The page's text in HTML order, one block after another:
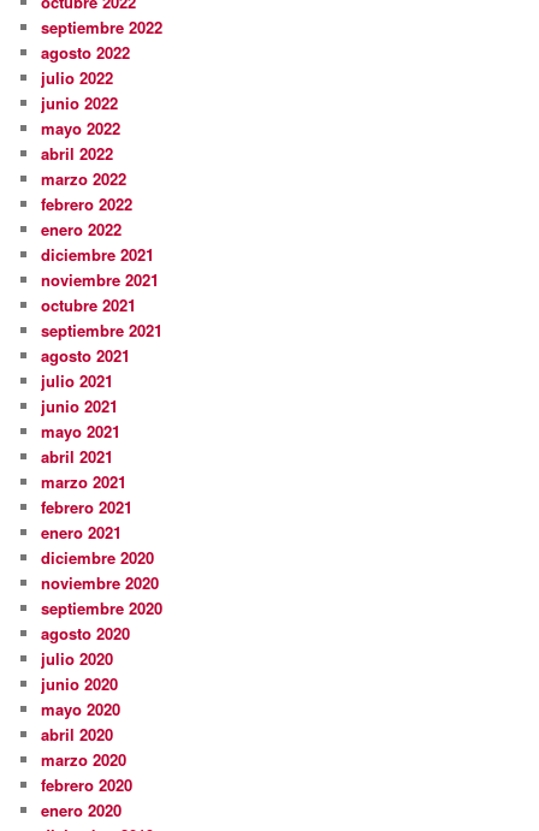
septiembre 2022
agosto 2022
julio 2022
junio 2022
mayo 2022
abril 2022
marzo 2022
febrero 2022
enero 2022
diciembre 2021
noviembre 2021
octubre 2021
septiembre 2021
agosto 2021
julio 2021
junio 2021
mayo 2021
abril 2021
marzo 2021
febrero 2021
enero 2021
diciembre 2020
noviembre 2020
septiembre 2020
agosto 2020
julio 2020
junio 2020
mayo 2020
abril 2020
marzo 2020
febrero 2020
enero 2020